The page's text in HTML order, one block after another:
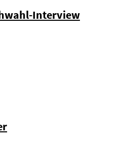
Interview